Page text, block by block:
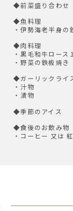
◆前菜盛り合わせ
◆魚料理
・伊勢海老半身
◆肉料理
・黒毛和牛ロー
・野菜の鉄板焼き
◆ガーリックライ
・汁物
・漬物
◆季節のアイス
◆食後のお飲み物
・コーヒー 又は